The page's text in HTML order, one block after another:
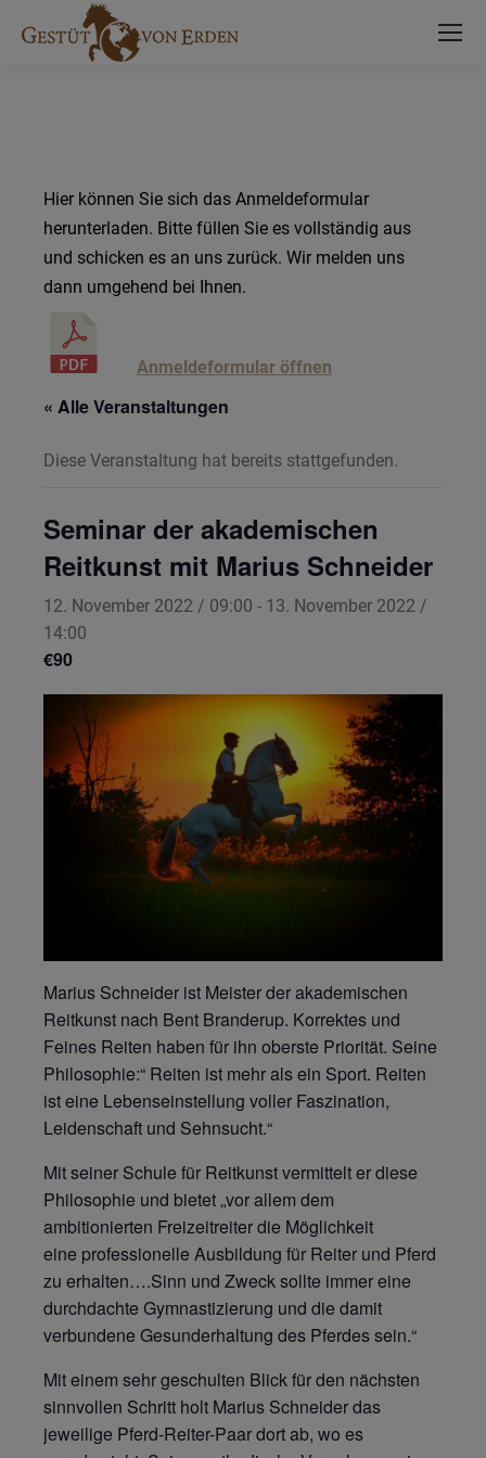
Hier können Sie sich das Anmeldeformular
herunterladen. Bitte füllen Sie es vollständig aus
und schicken es an uns zurück. Wir melden uns
dann umgehend bei Ihnen.
Anmeldeformular öffnen
« Alle Veranstaltungen
Diese Veranstaltung hat bereits stattgefunden.
Seminar der akademischen
Reitkunst mit Marius Schneider
12. November 2022 / 09:00 - 13. November 2022 /
14:00
€90
Marius Schneider ist Meister der akademischen
Reitkunst nach Bent Branderup. Korrektes und
Feines Reiten haben für ihn oberste Priorität. Seine
Philosophie:“ Reiten ist mehr als ein Sport. Reiten
ist eine Lebenseinstellung voller Faszination,
Leidenschaft und Sehnsucht.“
Mit seiner Schule für Reitkunst vermittelt er diese
Philosophie und bietet „vor allem dem
ambitionierten Freizeitreiter die Möglichkeit
eine professionelle Ausbildung für Reiter und Pferd
zu erhalten….Sinn und Zweck sollte immer eine
durchdachte Gymnastizierung und die damit
verbundene Gesunderhaltung des Pferdes sein.“
Mit einem sehr geschulten Blick für den nächsten
sinnvollen Schritt holt Marius Schneider das
jeweilige Pferd-Reiter-Paar dort ab, wo es